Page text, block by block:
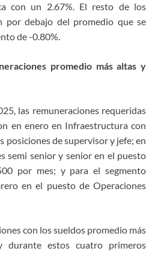
con un 2.67%. El resto de los
por debajo del promedio que se
de -0.80%.
promedio más altas y
las remuneraciones requeridas
en enero en Infraestructura con
posiciones de supervisor y jefe; en
semi senior y senior en el puesto
por mes; y para el segmento
en el puesto de Operaciones
con los sueldos promedio más
durante estos cuatro primeros